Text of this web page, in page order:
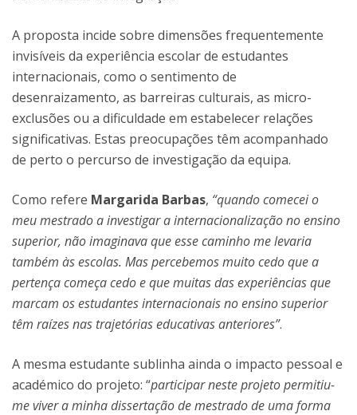
A proposta incide sobre dimensões frequentemente
invisíveis da experiência escolar de estudantes
internacionais, como o sentimento de
desenraizamento, as barreiras culturais, as micro-
exclusões ou a dificuldade em estabelecer relações
significativas. Estas preocupações têm acompanhado
de perto o percurso de investigação da equipa.
Como refere Margarida Barbas, “quando comecei o
meu mestrado a investigar a internacionalização no ensino
superior, não imaginava que esse caminho me levaria
também às escolas. Mas percebemos muito cedo que a
pertença começa cedo e que muitas das experiências que
marcam os estudantes internacionais no ensino superior
têm raízes nas trajetórias educativas anteriores”.
A mesma estudante sublinha ainda o impacto pessoal e
académico do projeto: “participar neste projeto permitiu-
me viver a minha dissertação de mestrado de uma forma